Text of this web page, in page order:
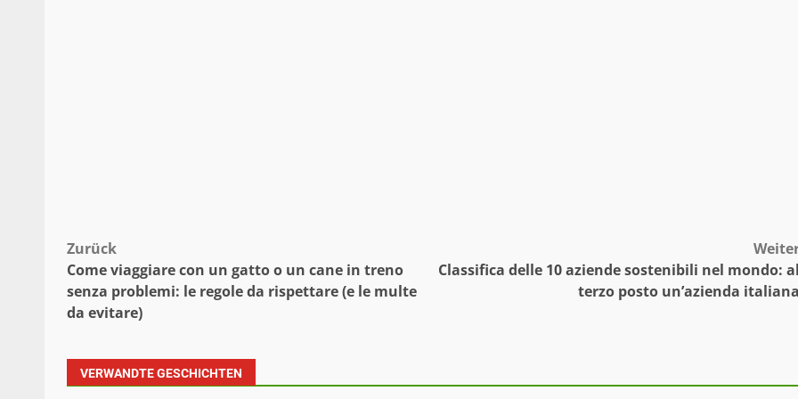
Beitragsnavigation
Zurück
Come viaggiare con un gatto o un cane in treno
senza problemi: le regole da rispettare (e le multe
da evitare)
Classifica delle 10 aziende sostenibili nel mondo: al
terzo posto un’azienda italiana
VERWANDTE GESCHICHTEN